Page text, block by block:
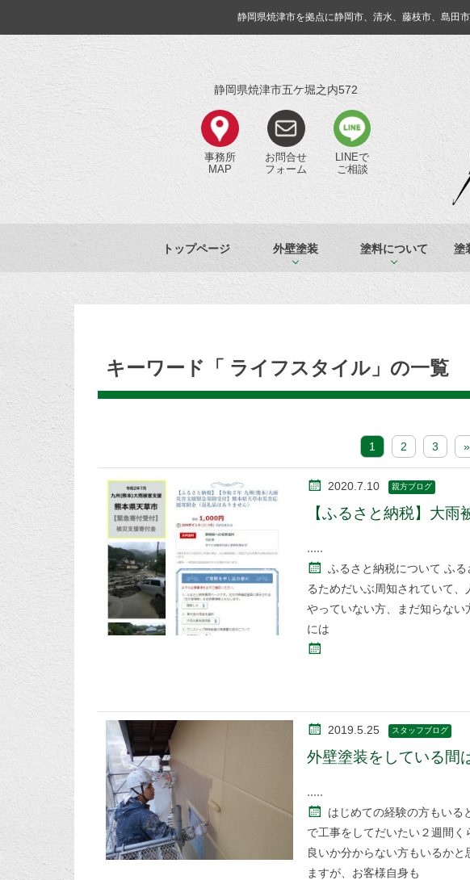
静岡県焼津市を拠点に静岡市、清水、藤枝市、島田
静岡県焼津市五ケ堀之内572
事務所
MAP
お問合せ
フォーム
LINEで
ご相談
トップページ 外壁塗装 塗料について 塗
キーワード「 ライフスタイル」の一覧
1 2 3 »
2020.7.10 親方ブログ
【ふるさと納税】大雨
ふるさと納税について ふ
るためだいぶ周知されていて
やっていない方、まだ知らな
には
2019.5.25 スタッフブログ
外壁塗装をしている間
はじめての経験の方もいる
で工事をしてだいたい２週間
良いか分からない方もいるか
ますが、お客様自身も